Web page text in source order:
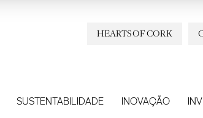
HEARTS OF CORK
SUSTENTABILIDADE INOVAÇÃO